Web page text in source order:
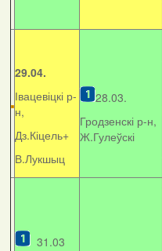
29.04.
Івацевіцкі р-
н,
Дз.Кіцель+
В.Лукшыц
28.03.
Гродзенскі р-н,
Ж.Гулеўскі
31.03